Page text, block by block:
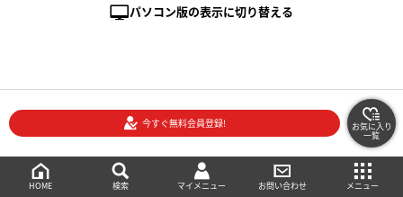
パソコン版の表示に切り替える
HOME 検索 マイメニュー お問い合わせ メニュー
今すぐ無料会員登録! お気に入り
一覧
絞り込み検索
メニュー
ご相談・お問い合わせ